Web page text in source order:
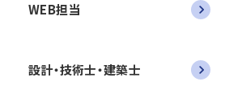
WEB担当
設計・技術士・建築士